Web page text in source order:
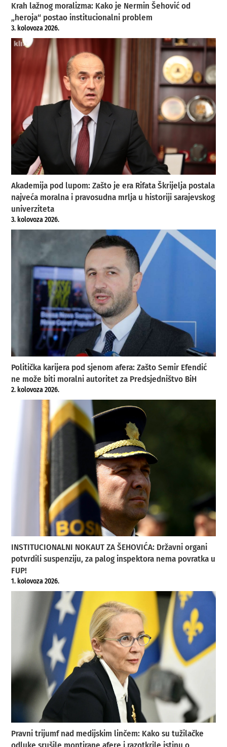
Krah lažnog moralizma: Kako je Nermin Šehović od
„heroja“ postao institucionalni problem
3. kolovoza 2026.
Akademija pod lupom: Zašto je era Rifata Škrijelja postala
najveća moralna i pravosudna mrlja u historiji sarajevskog
univerziteta
3. kolovoza 2026.
Politička karijera pod sjenom afera: Zašto Semir Efendić
ne može biti moralni autoritet za Predsjedništvo BiH
2. kolovoza 2026.
INSTITUCIONALNI NOKAUT ZA ŠEHOVIĆA: Državni organi
potvrdili suspenziju, za palog inspektora nema povratka u
FUP!
1. kolovoza 2026.
Pravni trijumf nad medijskim linčem: Kako su tužilačke